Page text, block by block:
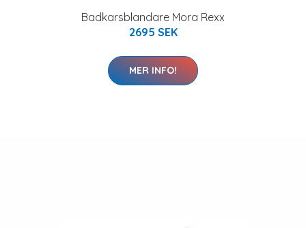
Badkarsblandare Mora Rexx
2695 SEK
MER INFO!